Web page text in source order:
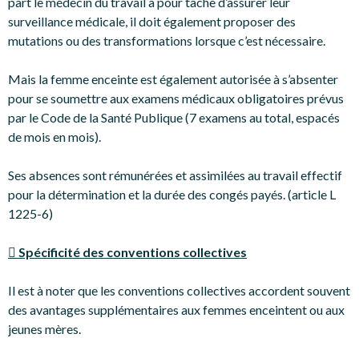
surveillance médicale, il doit également proposer des
mutations ou des transformations lorsque c’est nécessaire.
Mais la femme enceinte est également autorisée à s’absenter
pour se soumettre aux examens médicaux obligatoires prévus
par le Code de la Santé Publique (7 examens au total, espacés
de mois en mois).
Ses absences sont rémunérées et assimilées au travail effectif
pour la détermination et la durée des congés payés. (article L
1225-6)
 Spécificité des conventions collectives
Il est à noter que les conventions collectives accordent souvent
des avantages supplémentaires aux femmes enceintent ou aux
jeunes mères.